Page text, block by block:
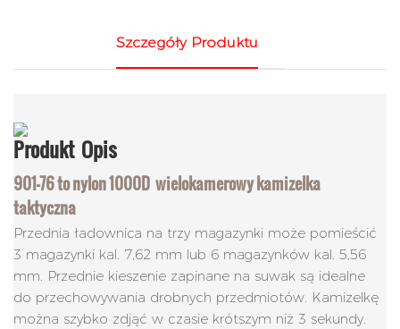
Szczegóły Produktu
Produkt Opis
901-76 to nylon 1000D wielokamerowykamizelka
taktyczna
Przednia ładownica na trzy magazynki może pomieścić
3 magazynki kal. 7,62 mm lub 6 magazynków kal. 5,56
mm. Przednie kieszenie zapinane na suwak są idealne
do przechowywania drobnych przedmiotów. Kamizelkę
można szybko zdjąć w czasie krótszym niż 3 sekundy.